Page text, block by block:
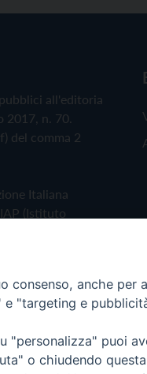
all'editoria
2017, n. 70.
del comma 2
Italiana
(Istituto
consenso, anche per
"targeting e
puoi
o chiudendo